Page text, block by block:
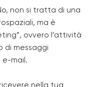
non si tratta di una
ma è
ovvero l’attività
di messaggi
mail.
nella tua